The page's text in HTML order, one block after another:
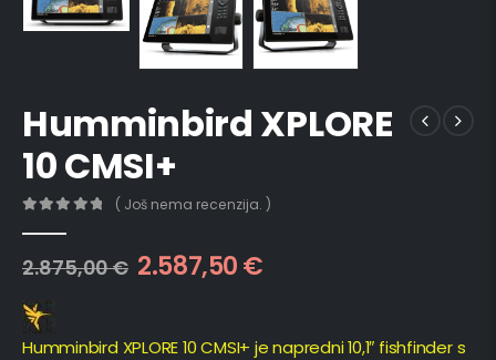
Humminbird XPLORE
10 CMSI+
( Još nema recenzija. )
2.875,00€ 2.587,50€
Humminbird XPLORE 10 CMSI+ je napredni 10,1″ fishfinder s